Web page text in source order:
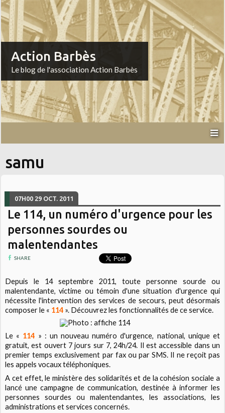
Action Barbès
Le blog de l'association Action Barbès
samu
07H00 29 OCT. 2011
Le 114, un numéro d'urgence pour les
personnes sourdes ou
malentendantes
SHARE
Depuis le 14 septembre 2011, toute personne sourde ou
malentendante, victime ou témoin d'une situation d'urgence qui
nécessite l'intervention des services de secours, peut désormais
composer le « 114 ». Découvrez les fonctionnalités de ce service.
Le « 114 » : un nouveau numéro d'urgence, national, unique et
gratuit, est ouvert 7 jours sur 7, 24h/24. Il est accessible dans un
premier temps exclusivement par fax ou par SMS. Il ne reçoit pas
les appels vocaux téléphoniques.
A cet effet, le ministère des solidarités et de la cohésion sociale a
lancé une campagne de communication, destinée à informer les
personnes sourdes ou malentendantes, les associations, les
administrations et services concernés.